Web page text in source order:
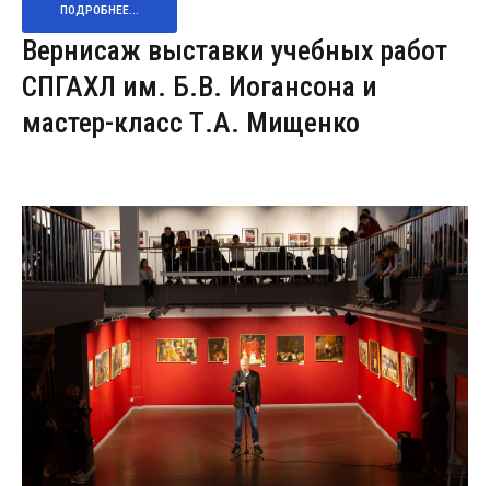
ПОДРОБНЕЕ...
Вернисаж выставки учебных работ
СПГАХЛ им. Б.В. Иогансона и
мастер-класс Т.А. Мищенко